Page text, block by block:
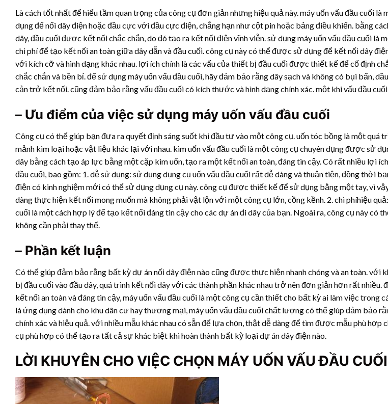
Là cách tốt nhất để hiểu tầm quan trọng của công cụ đơn giản nhưng hiệu quả này. máy uốn vấu đầu cuối
dụng để nối dây điện hoặc đầu cực với đầu cực điện, chẳng hạn như cột pin hoặc bảng điều khiển. bằng
dây, đầu cuối được kết nối chắc chắn, do đó tạo ra kết nối điện vĩnh viễn. sử dụng máy uốn vấu đầu cuối là
chi phí để tạo kết nối an toàn giữa dây dẫn và đầu cuối. công cụ này có thể được sử dụng để kết nối dây
với kích cỡ và hình dạng khác nhau. lợi ích chính là các vấu của thiết bị đầu cuối được thiết kế để cố định
chắc chắn và bền bỉ. để sử dụng máy uốn vấu đầu cuối, hãy đảm bảo rằng dây sạch và không có bụi bẩn,
cản trở kết nối. cũng đảm bảo rằng vấu đầu cuối có kích thước và hình dạng chính xác. một khi vấu đầu
– Ưu điểm của việc sử dụng máy uốn vấu đầu cuối
Công cụ có thể giúp bạn đưa ra quyết định sáng suốt khi đầu tư vào một công cụ. uốn tóc bồng là một quá
mảnh kim loại hoặc vật liệu khác lại với nhau. kìm uốn vấu đầu cuối là một công cụ chuyên dụng được sử
dây bằng cách tạo áp lực bằng một cặp kìm uốn, tạo ra một kết nối an toàn, đáng tin cậy. Có rất nhiều lợi
đầu cuối, bao gồm: 1. dễ sử dụng: sử dụng dụng cụ uốn vấu đầu cuối rất dễ dàng và thuận tiện, đồng thời
điện có kinh nghiệm mới có thể sử dụng dụng cụ này. công cụ được thiết kế để sử dụng bằng một tay, vì
dàng thực hiện kết nối mong muốn mà không phải vật lộn với một công cụ lớn, cồng kềnh. 2. chi phíhiệu
cuối là một cách hợp lý để tạo kết nối đáng tin cậy cho các dự án đi dây của bạn. Ngoài ra, công cụ này có
không cần phải thay thế.
– Phần kết luận
Có thể giúp đảm bảo rằng bất kỳ dự án nối dây điện nào cũng được thực hiện nhanh chóng và an toàn. với
bị đầu cuối vào đầu dây, quá trình kết nối dây với các thành phần khác nhau trở nên đơn giản hơn rất
kết nối an toàn và đáng tin cậy, máy uốn vấu đầu cuối là một công cụ cần thiết cho bất kỳ ai làm việc trong
là ứng dụng dành cho khu dân cư hay thương mại, máy uốn vấu đầu cuối chất lượng có thể giúp đảm bảo
chính xác và hiệu quả. với nhiều mẫu khác nhau có sẵn để lựa chọn, thật dễ dàng để tìm được mẫu phù hợp
cụ phù hợp có thể tạo ra tất cả sự khác biệt khi hoàn thành bất kỳ loại dự án dây điện nào.
LỜI KHUYÊN CHO VIỆC CHỌN MÁY UỐN VẤU ĐẦU